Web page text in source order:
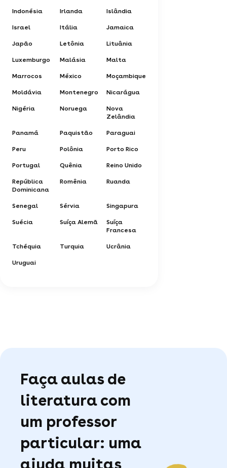
Indonésia Irlanda Islândia
Israel Itália Jamaica
Japão Letônia Lituânia
Luxemburgo Malásia Malta
Marrocos México Moçambique
Moldávia Montenegro Nicarágua
Nigéria Noruega
Nova
Zelândia
Panamá Paquistão Paraguai
Peru Polônia Porto Rico
Portugal Quênia Reino Unido
República
Dominicana
Romênia Ruanda
Senegal Sérvia Singapura
Suécia Suíça Alemã
Suíça
Francesa
Tchéquia Turquia Ucrânia
Uruguai
Faça aulas de
literatura com
um professor
particular: uma
ajuda muitas